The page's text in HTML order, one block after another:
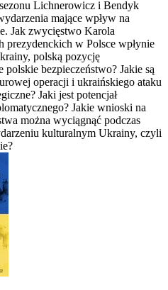
Lichnerowicz i Bendyk
mające wpływ na
Jak zwycięstwo Karola
w Polsce wpłynie
polską pozycję
bezpieczeństwo? Jakie są
operacji i ukraińskiego ataku
Jaki jest potencjał
Jakie wnioski na
można wyciągnąć podczas
kulturalnym Ukrainy, czyli